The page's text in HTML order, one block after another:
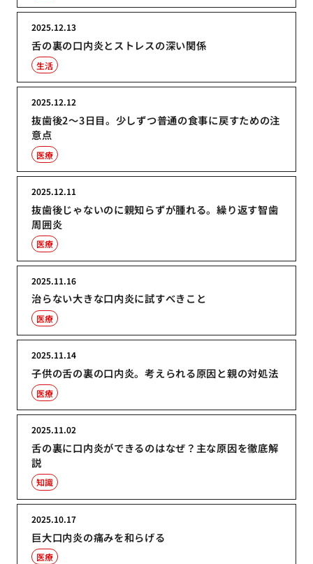
舌の裏の口内炎とストレスの深い関係
2025.12.13
生活
抜歯後2〜3日目。少しずつ普通の食事に戻すための注
意点
2025.12.12
医療
抜歯後じゃないのに親知らずが腫れる。繰り返す智歯
周囲炎
2025.12.11
医療
治らない大きな口内炎に試すべきこと
2025.11.16
医療
子供の舌の裏の口内炎。考えられる原因と親の対処法
2025.11.14
医療
舌の裏に口内炎ができるのはなぜ？主な原因を徹底解
説
2025.11.02
知識
巨大口内炎の痛みを和らげる
2025.10.17
医療